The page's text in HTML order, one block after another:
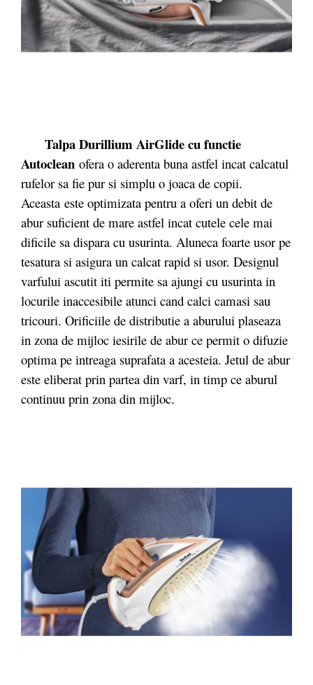
Talpa Durillium AirGlide cu functie
Autoclean ofera o aderenta buna astfel incat calcatul
rufelor sa fie pur si simplu o joaca de copii.
Aceasta este optimizata pentru a oferi un debit de
abur suficient de mare astfel incat cutele cele mai
dificile sa dispara cu usurinta. Aluneca foarte usor pe
tesatura si asigura un calcat rapid si usor. Designul
varfului ascutit iti permite sa ajungi cu usurinta in
locurile inaccesibile atunci cand calci camasi sau
tricouri. Orificiile de distributie a aburului plaseaza
in zona de mijloc iesirile de abur ce permit o difuzie
optima pe intreaga suprafata a acesteia. Jetul de abur
este eliberat prin partea din varf, in timp ce aburul
continuu prin zona din mijloc.